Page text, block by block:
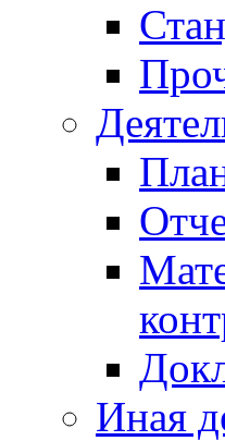
Иная